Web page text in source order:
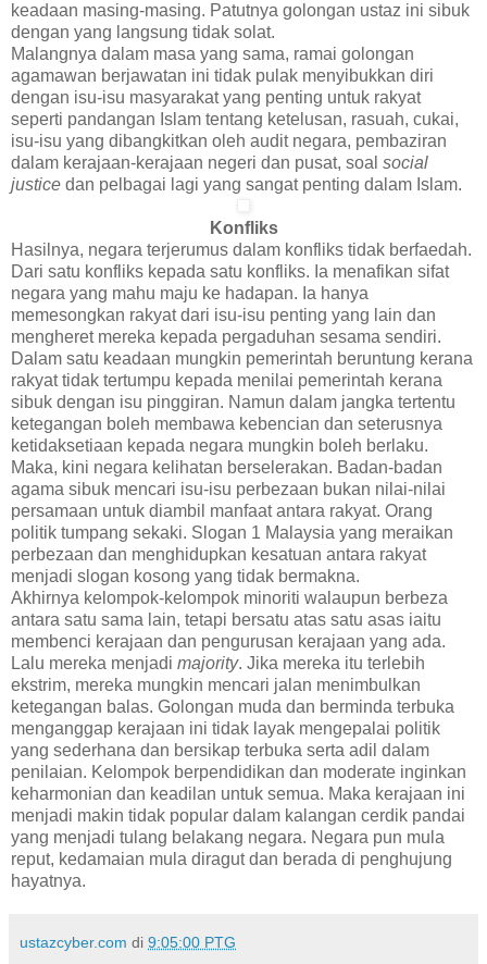
keadaan masing-masing. Patutnya golongan ustaz ini sibuk
dengan yang langsung tidak solat.
Malangnya dalam masa yang sama, ramai golongan
agamawan berjawatan ini tidak pulak menyibukkan diri
dengan isu-isu masyarakat yang penting untuk rakyat
seperti pandangan Islam tentang ketelusan, rasuah, cukai,
isu-isu yang dibangkitkan oleh audit negara, pembaziran
dalam kerajaan-kerajaan negeri dan pusat, soal social
justice dan pelbagai lagi yang sangat penting dalam Islam.
Konfliks
Hasilnya, negara terjerumus dalam konfliks tidak berfaedah.
Dari satu konfliks kepada satu konfliks. Ia menafikan sifat
negara yang mahu maju ke hadapan. Ia hanya
memesongkan rakyat dari isu-isu penting yang lain dan
mengheret mereka kepada pergaduhan sesama sendiri.
Dalam satu keadaan mungkin pemerintah beruntung kerana
rakyat tidak tertumpu kepada menilai pemerintah kerana
sibuk dengan isu pinggiran. Namun dalam jangka tertentu
ketegangan boleh membawa kebencian dan seterusnya
ketidaksetiaan kepada negara mungkin boleh berlaku.
Maka, kini negara kelihatan berselerakan. Badan-badan
agama sibuk mencari isu-isu perbezaan bukan nilai-nilai
persamaan untuk diambil manfaat antara rakyat. Orang
politik tumpang sekaki. Slogan 1 Malaysia yang meraikan
perbezaan dan menghidupkan kesatuan antara rakyat
menjadi slogan kosong yang tidak bermakna.
Akhirnya kelompok-kelompok minoriti walaupun berbeza
antara satu sama lain, tetapi bersatu atas satu asas iaitu
membenci kerajaan dan pengurusan kerajaan yang ada.
Lalu mereka menjadi majority. Jika mereka itu terlebih
ekstrim, mereka mungkin mencari jalan menimbulkan
ketegangan balas. Golongan muda dan berminda terbuka
menganggap kerajaan ini tidak layak mengepalai politik
yang sederhana dan bersikap terbuka serta adil dalam
penilaian. Kelompok berpendidikan dan moderate inginkan
keharmonian dan keadilan untuk semua. Maka kerajaan ini
menjadi makin tidak popular dalam kalangan cerdik pandai
yang menjadi tulang belakang negara. Negara pun mula
reput, kedamaian mula diragut dan berada di penghujung
hayatnya.
ustazcyber.com di 9:05:00 PTG